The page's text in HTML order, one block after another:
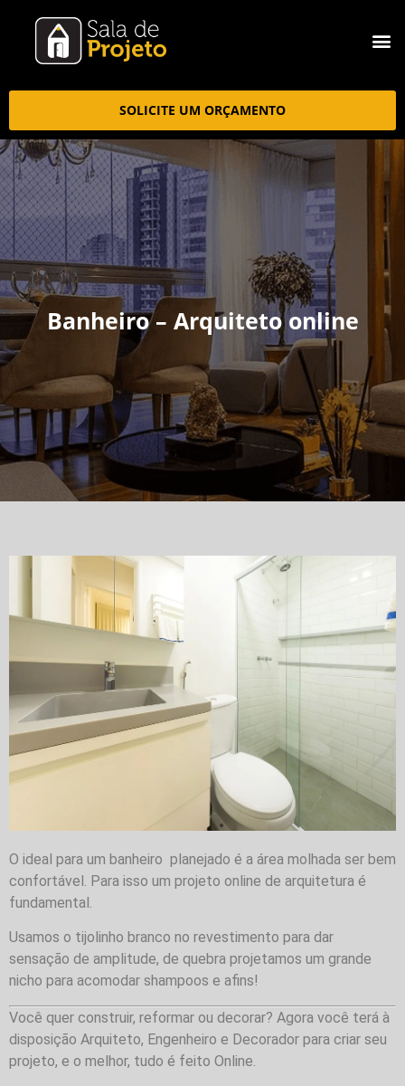
SOLICITE UM ORÇAMENTO
Banheiro – Arquiteto online
O ideal para um banheiro planejado é a área molhada ser bem
confortável. Para isso um projeto online de arquitetura é
fundamental.
Usamos o tijolinho branco no revestimento para dar
sensação de amplitude, de quebra projetamos um grande
nicho para acomodar shampoos e afins!
Você quer construir, reformar ou decorar? Agora você terá à
disposição Arquiteto, Engenheiro e Decorador para criar seu
projeto, e o melhor, tudo é feito Online.